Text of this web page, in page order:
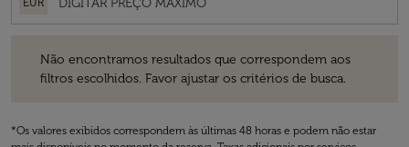
EUR
Não encontramos resultados que correspondem aos
filtros escolhidos. Favor ajustar os critérios de busca.
*Os valores exibidos correspondem às últimas 48 horas e podem não estar